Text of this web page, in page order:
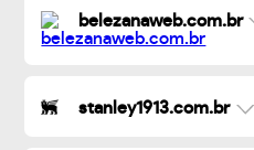
belezanaweb.com.br
stanley1913.com.br